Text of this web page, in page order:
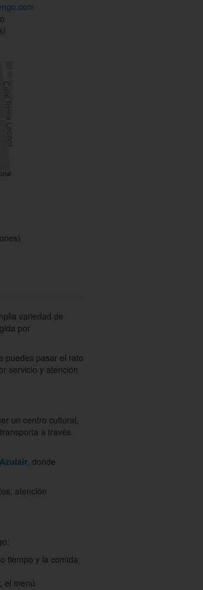
variedad de
por
puedes pasar el rato
servicio y atención
un centro cultural,
a través
Azulair, donde
atención
tiempo y la comida
el menú